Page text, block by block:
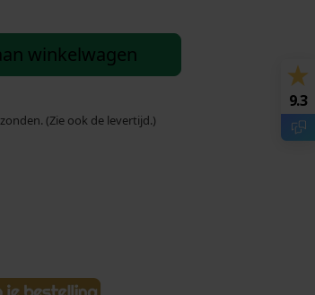
winkelwagen
(Zie ook de levertijd.)
9.3